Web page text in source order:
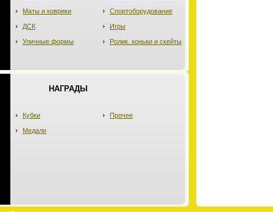
Маты и коврики
ДСК
Уличные формы
Спортоборудование
Игры
Ролик. коньки и скейты
НАГРАДЫ
Кубки
Медали
Прочее